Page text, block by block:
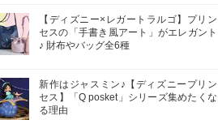
【ディズニー×レガートラルゴ】プリン
セスの「手書き風アート」がエレガント
♪ 財布やバッグ全6種
新作はジャスミン♪【ディズニープリン
セス】「Q posket」シリーズ集めたくな
る理由